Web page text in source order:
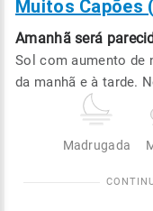
Muitos Capões
Amanhã será
Sol com aumento de
da manhã e à tarde.
Madrugada